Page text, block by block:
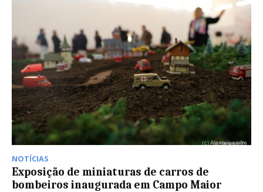
NOTÍCIAS
Exposição de miniaturas de carros de
bombeiros inaugurada em Campo Maior